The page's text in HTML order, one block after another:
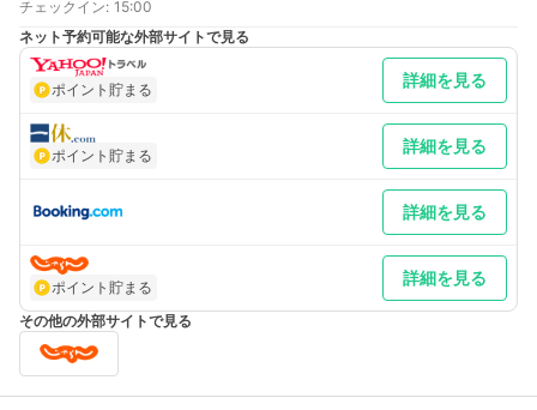
口より送迎バスで約50分
仙台より 車／東北道～福島西IC～国道115号を猪苗代方面へ 車以
外／JR東北新幹線福島駅下車、西口より送迎バスで約50分
最寄り駅１ 福島
チェックイン: 15:00
ネット予約可能な外部サイトで見る
ポイント貯まる 詳細を見る
ポイント貯まる 詳細を見る
詳細を見る
ポイント貯まる 詳細を見る
その他の外部サイトで見る